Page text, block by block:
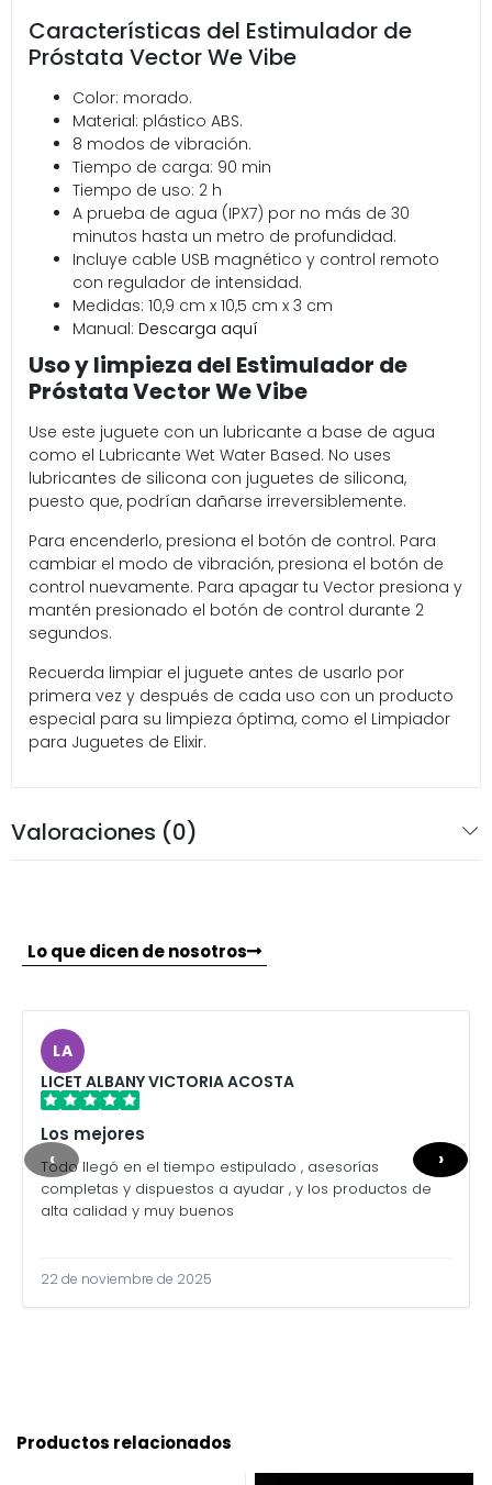
Características del Estimulador de
Próstata Vector We Vibe
Color: morado.
Material: plástico ABS.
8 modos de vibración.
Tiempo de carga: 90 min
Tiempo de uso: 2 h
A prueba de agua (IPX7) por no más de 30
minutos hasta un metro de profundidad.
Incluye cable USB magnético y control remoto
con regulador de intensidad.
Medidas: 10,9 cm x 10,5 cm x 3 cm
Manual: Descarga aquí
Uso y limpieza del Estimulador de
Próstata Vector We Vibe
Use este juguete con un lubricante a base de agua
como el Lubricante Wet Water Based. No uses
lubricantes de silicona con juguetes de silicona,
puesto que, podrían dañarse irreversiblemente.
Para encenderlo, presiona el botón de control. Para
cambiar el modo de vibración, presiona el botón de
control nuevamente. Para apagar tu Vector presiona y
mantén presionado el botón de control durante 2
segundos.
Recuerda limpiar el juguete antes de usarlo por
primera vez y después de cada uso con un producto
especial para su limpieza óptima, como el Limpiador
para Juguetes de Elixir.
Valoraciones (0)
Lo que dicen de nosotros
LA
LICET ALBANY VICTORIA ACOSTA
Los mejores
Todo llegó en el tiempo estipulado , asesorías
completas y dispuestos a ayudar , y los productos de
alta calidad y muy buenos
22 de noviembre de 2025
‹ ›
Productos relacionados